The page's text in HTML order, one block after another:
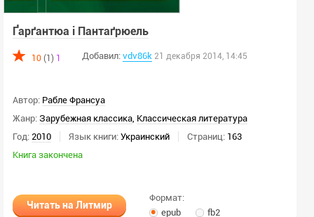
Ґарґантюа і Пантаґрюель
10 (1) 1 Добавил: vdv86k 21 декабря 2014, 14:45
Автор: Рабле Франсуа
Жанр: Зарубежная классика, Классическая литература
Год: 2010 Язык книги: Украинский Страниц: 163
Книга закончена
Читать на Литмир
Формат:
epub
fb2